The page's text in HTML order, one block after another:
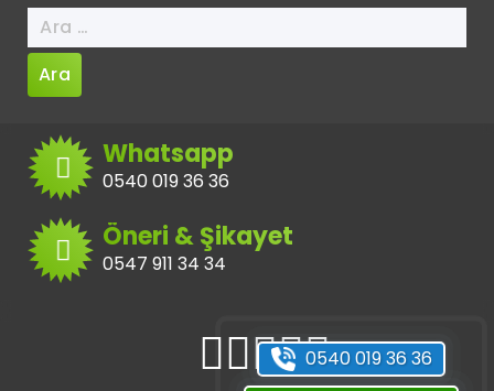
Arama:
Whatsapp
0540 019 36 36
Öneri & Şikayet
0547 911 34 34
0540 019 36 36